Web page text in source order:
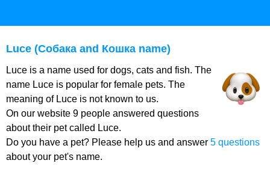
Luce (Собака and Кошка name)
Luce is a name used for dogs, cats and fish. The
name Luce is popular for female pets. The
meaning of Luce is not known to us.
On our website 9 people answered questions
about their pet called Luce.
Do you have a pet? Please help us and answer 5 questions
about your pet's name.